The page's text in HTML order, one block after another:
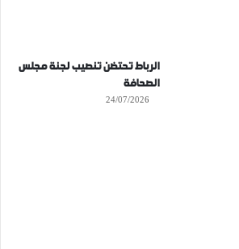
الرباط تحتضن تنصيب لجنة مجلس
الصحافة
24/07/2026